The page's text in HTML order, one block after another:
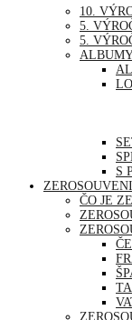
10.
5.
5.
S
ČO JE